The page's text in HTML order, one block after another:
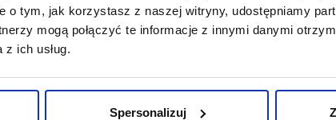
o tym, jak korzystasz z naszej witryny, udostępniamy
mogą połączyć te informacje z innymi danymi
ich usług.
Spersonalizuj
OPINIE O PRODUKCIE: KOSZULA
SIMERIA 00375 DŁUGI RĘKAW